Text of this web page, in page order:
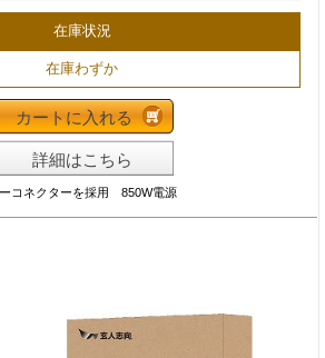
在庫状況
在庫わずか
カートに入れる
詳細はこちら
コネクターを採用 850W電源